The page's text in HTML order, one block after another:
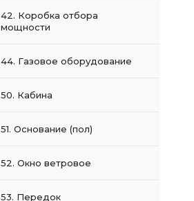
42. Коробка отбора
мощности
44. Газовое оборудование
50. Кабина
51. Основание (пол)
52. Окно ветровое
53. Передок